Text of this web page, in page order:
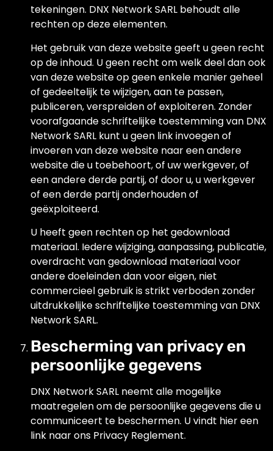
tekeningen. DNX Network SARL behoudt alle
rechten op deze elementen.
Het gebruik van deze website geeft u geen recht
op de inhoud. U geen recht om welk deel dan ook
van deze website op geen enkele manier geheel
of gedeeltelijk te wijzigen, aan te passen,
publiceren, verspreiden of exploiteren. Zonder
voorafgaande schriftelijke toestemming van DNX
Network SARL kunt u geen link invoegen of
invoeren van deze website naar een andere
website die u toebehoort, of uw werkgever, of
een andere derde partij, of door u, u werkgever
of een derde partij onderhouden of
geëxploiteerd.
U heeft geen rechten op het gedownload
materiaal. Iedere wijziging, aanpassing, publicatie,
overdracht van gedownload materiaal voor
andere doeleinden dan voor eigen, niet
commercieel gebruik is strikt verboden zonder
uitdrukkelijke schriftelijke toestemming van DNX
Network SARL.
Bescherming van privacy en
persoonlijke gegevens
DNX Network SARL neemt alle mogelijke
maatregelen om de persoonlijke gegevens die u
communiceert te beschermen. U vindt hier een
link naar ons Privacy Reglement.